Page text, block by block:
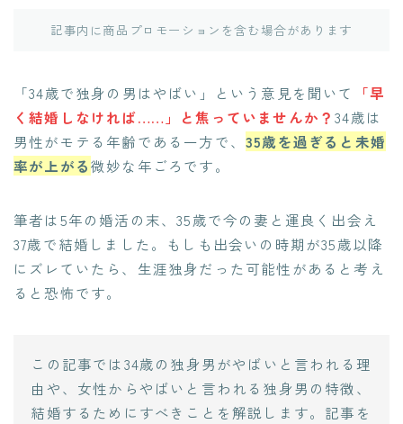
記事内に商品プロモーションを含む場合があります
「34歳で独身の男はやばい」という意見を聞いて
「早
く結婚しなければ……」と焦っていませんか？34歳は
男性がモテる年齢である一方で、 35歳を過ぎると未婚
率が上がる微妙な年ごろです。
筆者は5年の婚活の末、35歳で今の妻と運良く出会え
37歳で結婚しました。もしも出会いの時期が35歳以降
にズレていたら、生涯独身だった可能性があると考え
ると恐怖です。
この記事では34歳の独身男がやばいと言われる理
由や、女性からやばいと言われる独身男の特徴、
結婚するためにすべきことを解説します。記事を